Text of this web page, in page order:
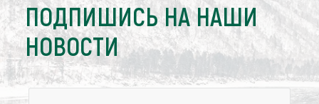
ПОДПИШИСЬ НА НАШИ
НОВОСТИ